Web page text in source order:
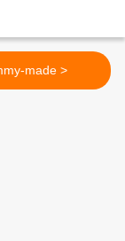
Mummy-made >